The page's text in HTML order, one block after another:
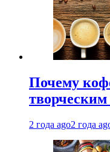
Почему
2 года ago2 года